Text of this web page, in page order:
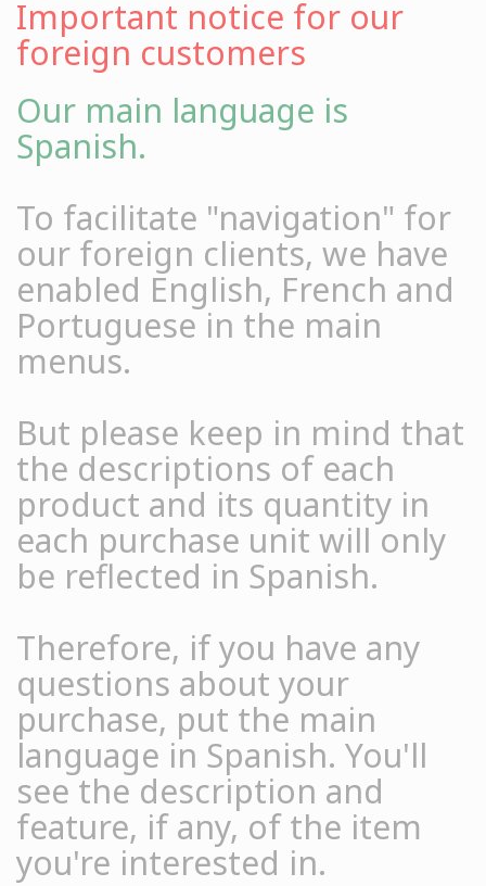
Important notice for our
foreign customers
Our main language is
Spanish.
To facilitate "navigation" for
our foreign clients, we have
enabled English, French and
Portuguese in the main
menus.
But please keep in mind that
the descriptions of each
product and its quantity in
each purchase unit will only
be reflected in Spanish.
Therefore, if you have any
questions about your
purchase, put the main
language in Spanish. You'll
see the description and
feature, if any, of the item
you're interested in.